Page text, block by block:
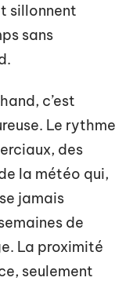
sillonnent
sans
c’est
Le rythme
des
la météo qui,
jamais
de
La proximité
seulement